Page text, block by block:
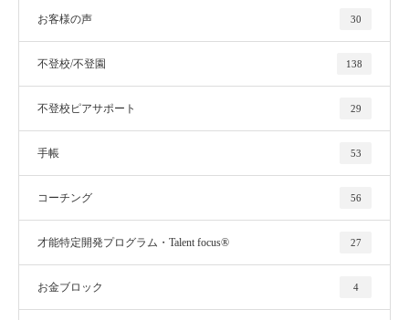
お客様の声 30
不登校/不登園 138
不登校ピアサポート 29
手帳 53
コーチング 56
才能特定開発プログラム・Talent focus® 27
お金ブロック 4